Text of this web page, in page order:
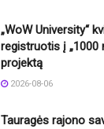
„WoW University“
registruotis į „1000
projektą
2026-08-06
Tauragės rajono